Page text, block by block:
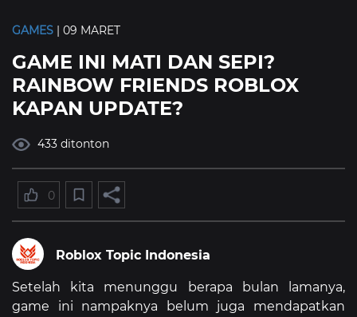
GAMES | 09 MARET
GAME INI MATI DAN SEPI?
RAINBOW FRIENDS ROBLOX
KAPAN UPDATE?
433 ditonton
0
Roblox Topic Indonesia
Setelah kita menunggu berapa bulan lamanya,
game ini nampaknya belum juga mendapatkan